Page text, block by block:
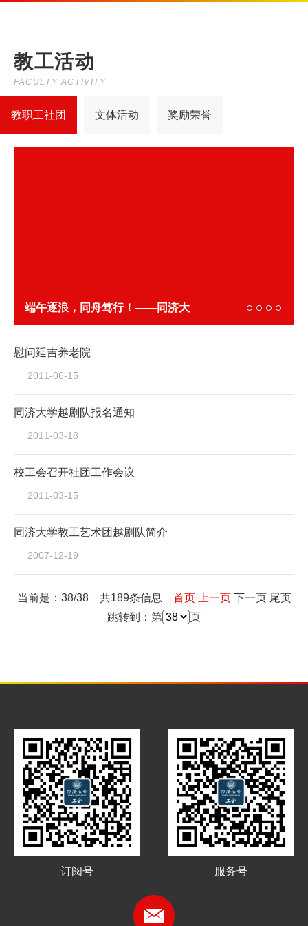
教工活动
FACULTY ACTIVITY
教职工社团 文体活动 奖励荣誉
端午逐浪，同舟笃行！——同济大
慰问延吉养老院
2011-06-15
同济大学越剧队报名通知
2011-03-18
校工会召开社团工作会议
2011-03-15
同济大学教工艺术团越剧队简介
2007-12-19
当前是：38/38 共189条信息 首页 上一页 下一页 尾页
跳转到：第
页
订阅号 服务号